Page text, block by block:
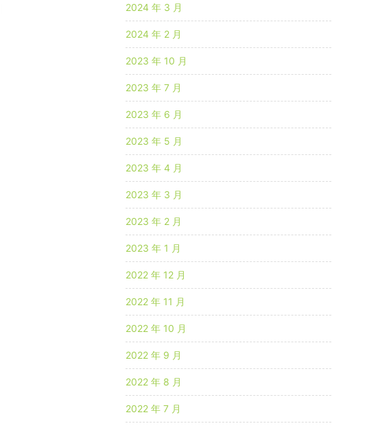
2024 年 3 月
2024 年 2 月
2023 年 10 月
2023 年 7 月
2023 年 6 月
2023 年 5 月
2023 年 4 月
2023 年 3 月
2023 年 2 月
2023 年 1 月
2022 年 12 月
2022 年 11 月
2022 年 10 月
2022 年 9 月
2022 年 8 月
2022 年 7 月